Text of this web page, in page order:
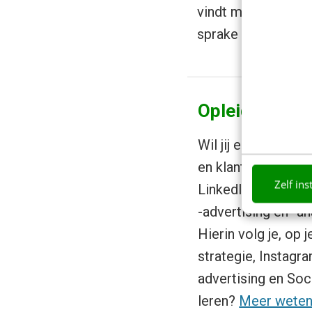
Zelf
vindt men dat de
sprake van een
Opleiding
Wil jij een sterke
en klanten vinden
LinkedIn? Leer in
-advertising en -
Hierin volg je, op
strategie,
advertising en
leren? Meer